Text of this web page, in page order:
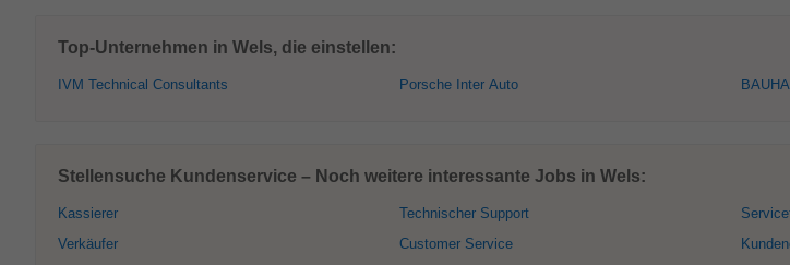
Top-Unternehmen in Wels, die einstellen:
IVM Technical Consultants Porsche Inter Auto
Stellensuche Kundenservice – Noch weitere interessante Jobs in Wels:
Kassierer
Verkäufer
Technischer Support
Customer Service